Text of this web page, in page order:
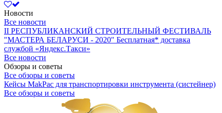
Новости
Все новости
II РЕСПУБЛИКАНСКИЙ СТРОИТЕЛЬНЫЙ ФЕСТИВАЛЬ
"МАСТЕРА БЕЛАРУСИ - 2020" Бесплатная* доставка
службой «Яндекс.Такси»
Все новости
Обзоры и советы
Все обзоры и советы
Кейсы MakPac для транспортировки инструмента (систейнер)
Все обзоры и советы